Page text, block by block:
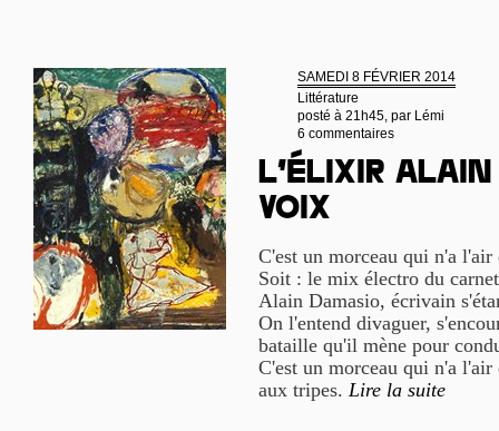
SAMEDI 8 FÉVRIER 2014
Littérature
posté à 21h45, par Lémi
6 commentaires
L’élixir Alain
Voix
C'est un morceau qui n'a l'air
Soit : le mix électro du
Alain Damasio, écrivain
On l'entend divaguer,
bataille qu'il mène pour
C'est un morceau qui n'a
aux tripes. Lire la suite